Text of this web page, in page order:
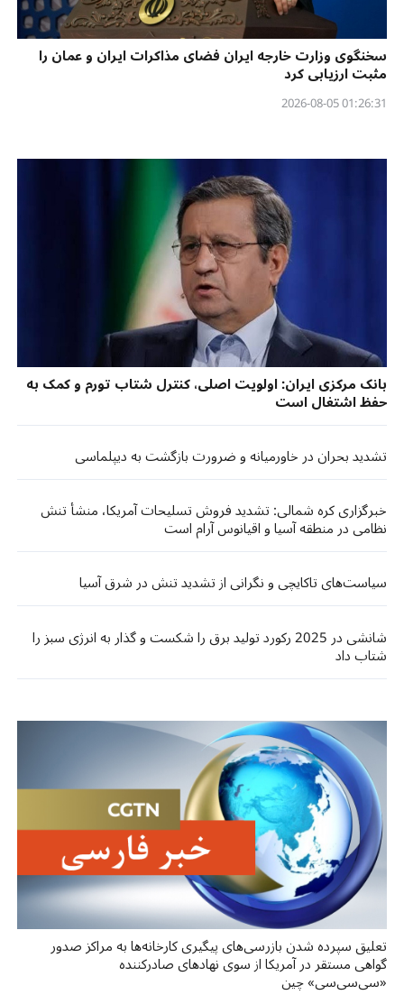
سخنگوی وزارت خارجه ایران فضای مذاکرات ایران و عمان را
مثبت ارزیابی کرد
01:26:31 2026-08-05
بانک مرکزی ایران: اولویت اصلی، کنترل شتاب تورم و کمک به
حفظ اشتغال است
تشدید بحران در خاورمیانه و ضرورت بازگشت به دیپلماسی
خبرگزاری کره شمالی: تشدید فروش تسلیحات آمریکا، منشأ تنش
نظامی در منطقه آسیا و اقیانوس آرام است
سیاست‌های تاکایچی و نگرانی از تشدید تنش در شرق آسیا
شانشی در 2025 رکورد تولید برق را شکست و گذار به انرژی سبز را
شتاب داد
تعلیق سپرده شدن بازرسی‌های پیگیری کارخانه‌ها به مراکز صدور
گواهی مستقر در آمریکا از سوی نهادهای صادرکننده
«سی‌سی‌سی» چین